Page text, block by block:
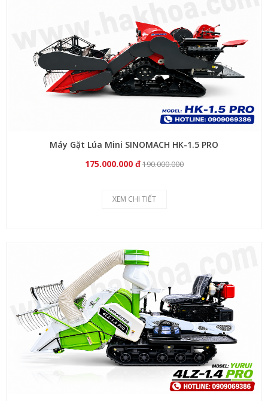
Máy Gặt Lúa Mini SINOMACH HK-1.5 PRO
175.000.000 đ190.000.000
XEM CHI TIẾT